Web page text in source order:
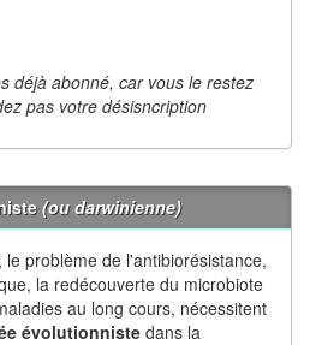
déjà abonné, car vous le restez
pas votre désisncription
(ou darwinienne)
problème de l'antibiorésistance,
la redécouverte du microbiote
au long cours, nécessitent
évolutionniste dans la